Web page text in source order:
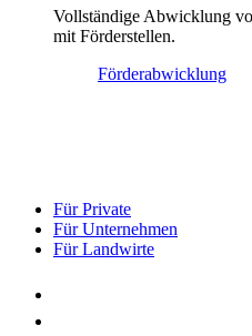
Vollständige Abwicklung
mit Förderstellen.
Förderabwicklung
Für Private
Für Unternehmen
Für Landwirte